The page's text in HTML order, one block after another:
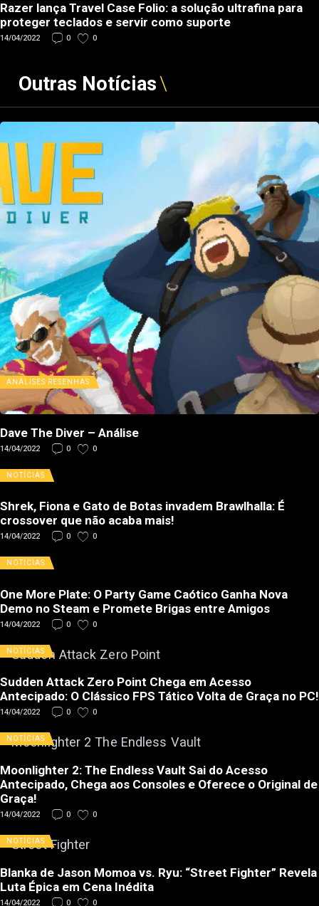
Razer lança Travel Case Folio: a solução ultrafina para
proteger teclados e servir como suporte
14/04/2022 0 0
Outras Notícias
ANÁLISES RESENHAS
Dave The Diver – Análise
14/04/2022 0 0
NOTÍCIAS
Shrek, Fiona e Gato de Botas invadem Brawlhalla: É
crossover que não acaba mais!
14/04/2022 0 0
NOTÍCIAS
One More Plate: O Party Game Caótico Ganha Nova
Demo no Steam e Promete Brigas entre Amigos
14/04/2022 0 0
NOTÍCIAS
Sudden Attack Zero Point Chega em Acesso
Antecipado: O Clássico FPS Tático Volta de Graça no PC!
14/04/2022 0 0
NOTÍCIAS
Moonlighter 2: The Endless Vault Sai do Acesso
Antecipado, Chega aos Consoles e Oferece o Original de
Graça!
14/04/2022 0 0
NOTÍCIAS
Blanka de Jason Momoa vs. Ryu: “Street Fighter” Revela
Luta Épica em Cena Inédita
14/04/2022 0 0